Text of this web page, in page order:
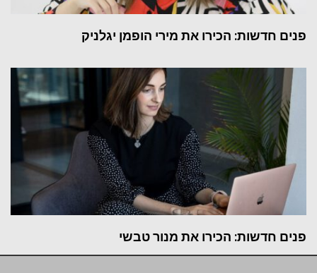
פנים חדשות: הכירו את מירי הופמן יגלניק
פנים חדשות: הכירו את מנור טבשי